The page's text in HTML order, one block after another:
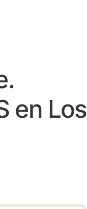
en Los